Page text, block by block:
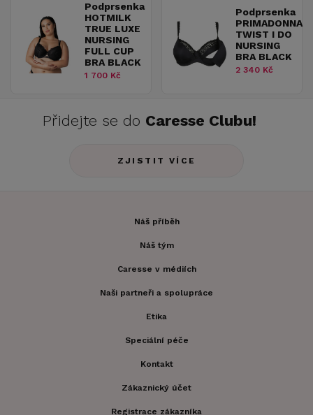
Podprsenka
HOTMILK
TRUE LUXE
NURSING
FULL CUP
BRA BLACK
1 700 Kč
Podprsenka
PRIMADONNA
TWIST I DO
NURSING
BRA BLACK
2 340 Kč
Přidejte se do Caresse Clubu!
ZJISTIT VÍCE
Náš příběh
Náš tým
Caresse v médiích
Naši partneři a spolupráce
Etika
Speciální péče
Kontakt
Zákaznický účet
Registrace zákazníka